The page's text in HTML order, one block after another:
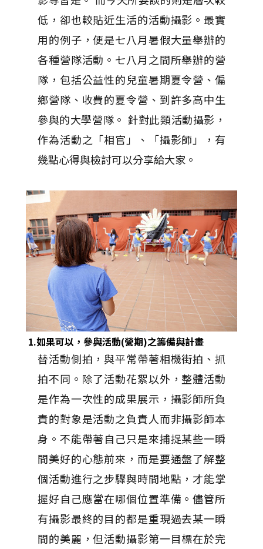
低，卻也較貼近生活的活動攝影。最實
用的例子，便是七八月暑假大量舉辦的
各種營隊活動。七八月之間所舉辦的營
隊，包括公益性的兒童暑期夏令營、偏
鄉營隊、收費的夏令營、到許多高中生
參與的大學營隊。 針對此類活動攝影，
作為活動之「相官」、「攝影師」，有
幾點心得與檢討可以分享給大家。
1.如果可以，參與活動(營期)之籌備與計畫
替活動側拍，與平常帶著相機街拍、抓
拍不同。除了活動花絮以外，整體活動
是作為一次性的成果展示，攝影師所負
責的對象是活動之負責人而非攝影師本
身。不能帶著自己只是來捕捉某些一瞬
間美好的心態前來，而是要通盤了解整
個活動進行之步驟與時間地點，才能掌
握好自己應當在哪個位置準備。儘管所
有攝影最終的目的都是重現過去某一瞬
間的美麗，但活動攝影第一目標在於完